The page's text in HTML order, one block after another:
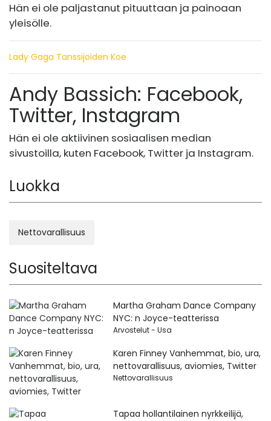
Hän ei ole paljastanut pituuttaan ja painoaan
yleisölle.
Lady Gaga Tanssijoiden Koe
Andy Bassich: Facebook,
Twitter, Instagram
Hän ei ole aktiivinen sosiaalisen median
sivustoilla, kuten Facebook, Twitter ja Instagram.
Luokka
Nettovarallisuus
Suositeltava
Martha Graham Dance Company
NYC: n Joyce-teatterissa
Arvostelut - Usa
Karen Finney Vanhemmat, bio, ura,
nettovarallisuus, aviomies, Twitter
Nettovarallisuus
Tapaa hollantilainen nyrkkeilijä,